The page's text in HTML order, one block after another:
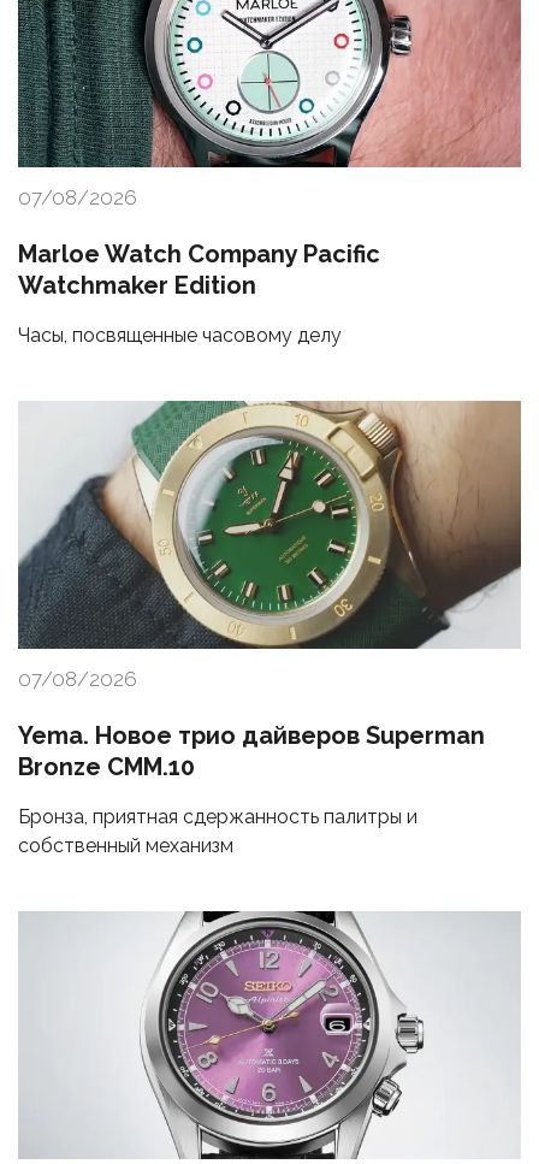
07/08/2026
Marloe Watch Company Pacific
Watchmaker Edition
Часы, посвященные часовому делу
07/08/2026
Yema. Новое трио дайверов Superman
Bronze CMM.10
Бронза, приятная сдержанность палитры и
собственный механизм